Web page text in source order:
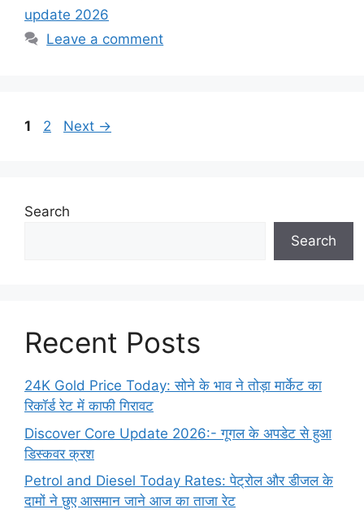
update 2026
Leave a comment
Page
1 Page
2 Next →
Search
Search
Recent Posts
24K Gold Price Today: सोने के भाव ने तोड़ा मार्केट का
रिकॉर्ड रेट में काफी गिरावट
Discover Core Update 2026:- गूगल के अपडेट से हुआ
डिस्कवर क्रश
Petrol and Diesel Today Rates: पेट्रोल और डीजल के
दामों ने छुए आसमान जाने आज का ताजा रेट